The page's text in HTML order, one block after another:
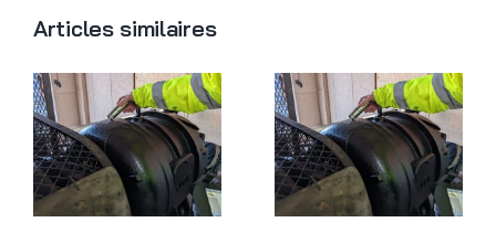
Articles similaires